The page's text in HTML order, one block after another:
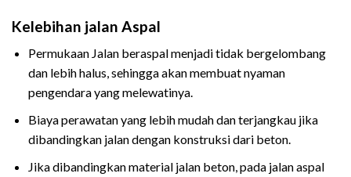
Kelebihan jalan Aspal
Permukaan Jalan beraspal menjadi tidak bergelombang
dan lebih halus, sehingga akan membuat nyaman
pengendara yang melewatinya.
Biaya perawatan yang lebih mudah dan terjangkau jika
dibandingkan jalan dengan konstruksi dari beton.
Jika dibandingkan material jalan beton, pada jalan aspal